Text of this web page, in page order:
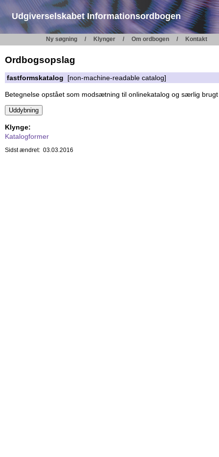
Udgiverselskabet Informationsordbogen
Ny søgning Klynger Om ordbogen Kontakt
Ordbogsopslag
fastformskatalog [non-machine-readable catalog]
Betegnelse opstået som modsætning til onlinekatalog og særlig
Klynge:
Katalogformer
Sidst ændret: 03.03.2016